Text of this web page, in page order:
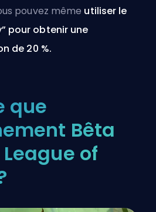
pouvez même utiliser le
pour obtenir une
de 20 %.
que
Bêta
of